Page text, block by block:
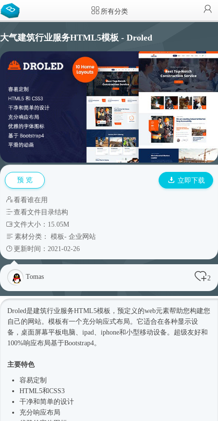
所有分类
大气建筑行业服务HTML5模板 - Droled
预 览 立即下载
看看谁在用
查看文件目录结构
文件大小：15.05M
素材分类： 模板- 企业网站
更新时间：2021-02-26
Tomas 2
Droled是建筑行业服务HTML5模板 ，预定义的web元素帮助您构建您
自己的网站。模板有一个充分响应式布局。它适合在各种显示设
备，桌面屏幕平板电脑、ipad、iphone和小型移动设备。超级友好和
100%响应布局基于Bootstrap4。
主要特色
容易定制
HTML5和CSS3
干净和简单的设计
充分响应布局